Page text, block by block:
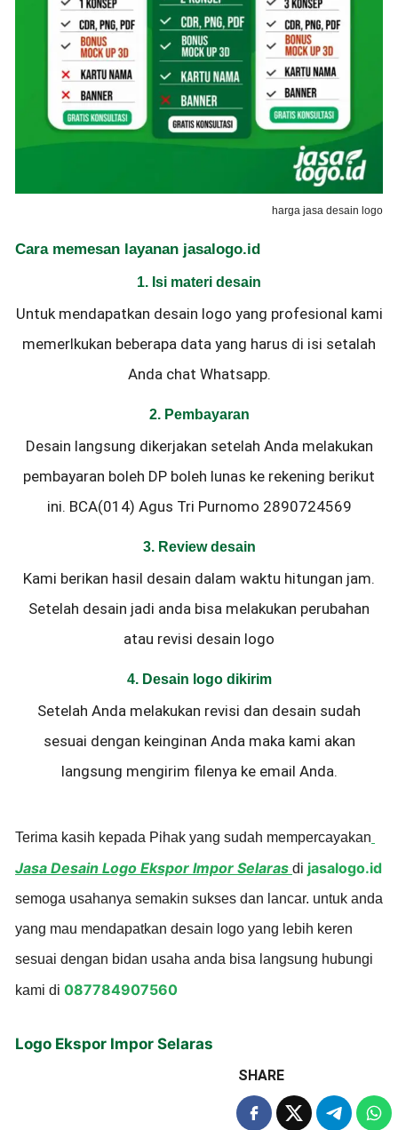
harga jasa desain logo
Cara memesan layanan jasalogo.id
1. Isi materi desain
Untuk mendapatkan desain logo yang profesional kami
memerlkukan beberapa data yang harus di isi setalah
Anda chat Whatsapp.
2. Pembayaran
Desain langsung dikerjakan setelah Anda melakukan
pembayaran boleh DP boleh lunas ke rekening berikut
ini. BCA(014) Agus Tri Purnomo 2890724569
3. Review desain
Kami berikan hasil desain dalam waktu hitungan jam.
Setelah desain jadi anda bisa melakukan perubahan
atau revisi desain logo
4. Desain logo dikirim
Setelah Anda melakukan revisi dan desain sudah
sesuai dengan keinginan Anda maka kami akan
langsung mengirim filenya ke email Anda.
Terima kasih kepada Pihak yang sudah mempercayakan
Jasa Desain Logo Ekspor Impor Selaras di jasalogo.id
semoga usahanya semakin sukses dan lancar. untuk anda
yang mau mendapatkan desain logo yang lebih keren
sesuai dengan bidan usaha anda bisa langsung hubungi
kami di 087784907560
Logo Ekspor Impor Selaras
SHARE